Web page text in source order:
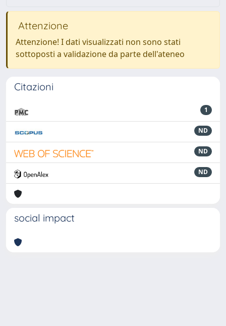
Attenzione
Attenzione! I dati visualizzati non sono stati
sottoposti a validazione da parte dell'ateneo
Citazioni
1
ND
ND
ND
social impact